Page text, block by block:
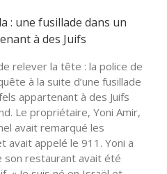
: une fusillade dans un
à des Juifs
relever la tête : la police de
à la suite d’une fusillade
appartenant à des Juifs
Le propriétaire, Yoni Amir,
avait remarqué les
appelé le 911. Yoni a
son restaurant avait été